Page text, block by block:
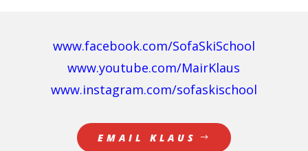
www.facebook.com/SofaSkiSchool
www.youtube.com/MairKlaus
www.instagram.com/sofaskischool
EMAIL KLAUS